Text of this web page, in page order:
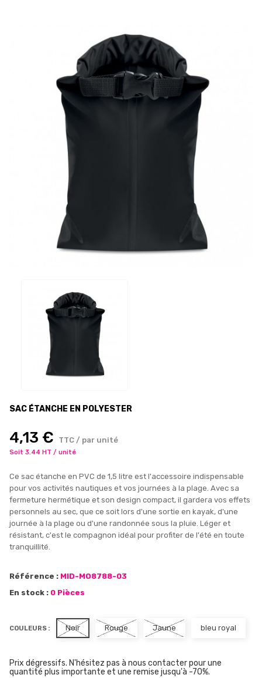
SAC ÉTANCHE EN POLYESTER
4,13 € TTC / par unité
Soit 3.44 HT / unité
Ce sac étanche en PVC de 1,5 litre est l'accessoire indispensable
pour vos activités nautiques et vos journées à la plage. Avec sa
fermeture hermétique et son design compact, il gardera vos effets
personnels au sec, que ce soit lors d'une sortie en kayak, d'une
journée à la plage ou d'une randonnée sous la pluie. Léger et
résistant, c'est le compagnon idéal pour profiter de l'été en toute
tranquillité.
Référence : MID-MO8788-03
En stock : 0 Pièces
COULEURS : Noir Rouge Jaune bleu royal
Prix dégressifs. N'hésitez pas à nous contacter pour une
quantité plus importante et une remise jusqu'à -70%.